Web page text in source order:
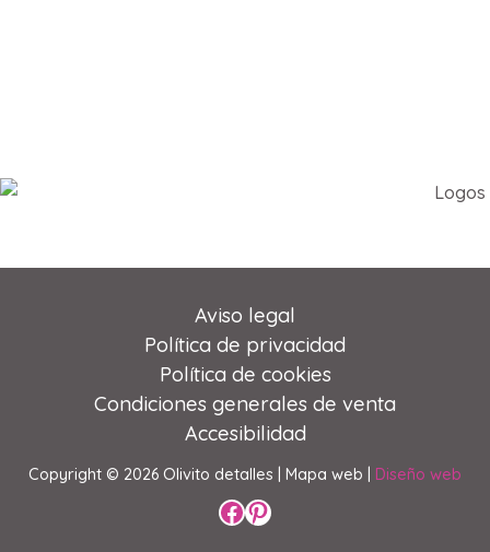
Aviso legal
Política de privacidad
Política de cookies
Condiciones generales de venta
Accesibilidad
Copyright © 2026 Olivito detalles | Mapa web | Diseño web
Perfil de Facebook
Perfil de Pinterest